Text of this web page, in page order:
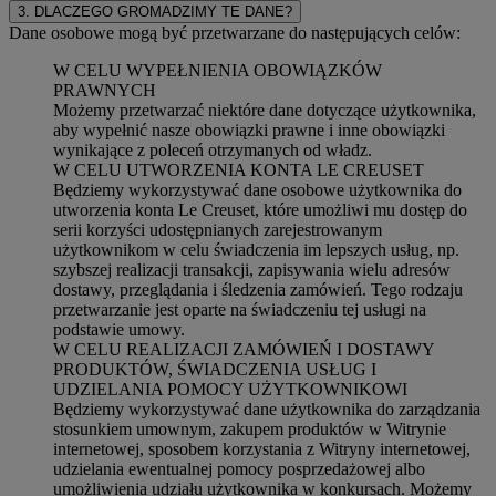
3. DLACZEGO GROMADZIMY TE DANE?
Dane osobowe mogą być przetwarzane do następujących celów:
W CELU WYPEŁNIENIA OBOWIĄZKÓW
PRAWNYCH
Możemy przetwarzać niektóre dane dotyczące użytkownika,
aby wypełnić nasze obowiązki prawne i inne obowiązki
wynikające z poleceń otrzymanych od władz.
W CELU UTWORZENIA KONTA LE CREUSET
Będziemy wykorzystywać dane osobowe użytkownika do
utworzenia konta Le Creuset, które umożliwi mu dostęp do
serii korzyści udostępnianych zarejestrowanym
użytkownikom w celu świadczenia im lepszych usług, np.
szybszej realizacji transakcji, zapisywania wielu adresów
dostawy, przeglądania i śledzenia zamówień. Tego rodzaju
przetwarzanie jest oparte na świadczeniu tej usługi na
podstawie umowy.
W CELU REALIZACJI ZAMÓWIEŃ I DOSTAWY
PRODUKTÓW, ŚWIADCZENIA USŁUG I
UDZIELANIA POMOCY UŻYTKOWNIKOWI
Będziemy wykorzystywać dane użytkownika do zarządzania
stosunkiem umownym, zakupem produktów w Witrynie
internetowej, sposobem korzystania z Witryny internetowej,
udzielania ewentualnej pomocy posprzedażowej albo
umożliwienia udziału użytkownika w konkursach. Możemy